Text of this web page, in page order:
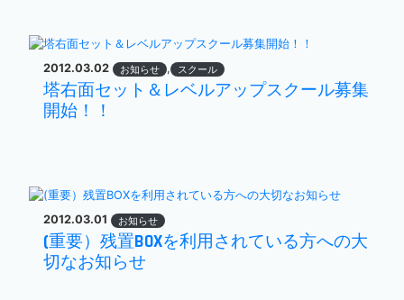
2012.03.02 お知らせ , スクール
塔右面セット＆レベルアップスクール募集
開始！！
2012.03.01 お知らせ
(重要）残置BOXを利用されている方への大
切なお知らせ